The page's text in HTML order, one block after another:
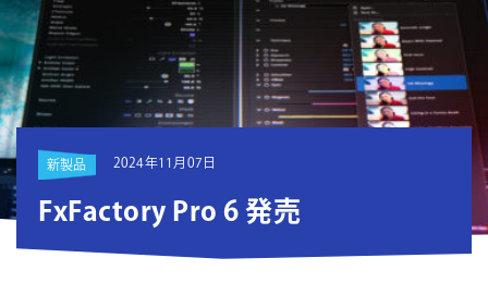
新製品 2024年11月07日
FxFactory Pro 6 発売